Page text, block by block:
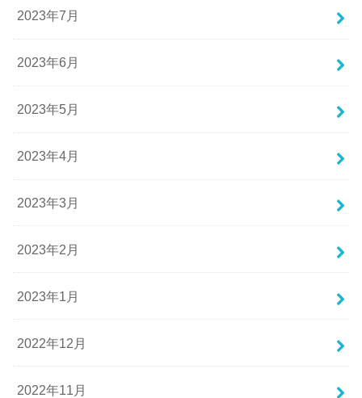
2023年7月
2023年6月
2023年5月
2023年4月
2023年3月
2023年2月
2023年1月
2022年12月
2022年11月